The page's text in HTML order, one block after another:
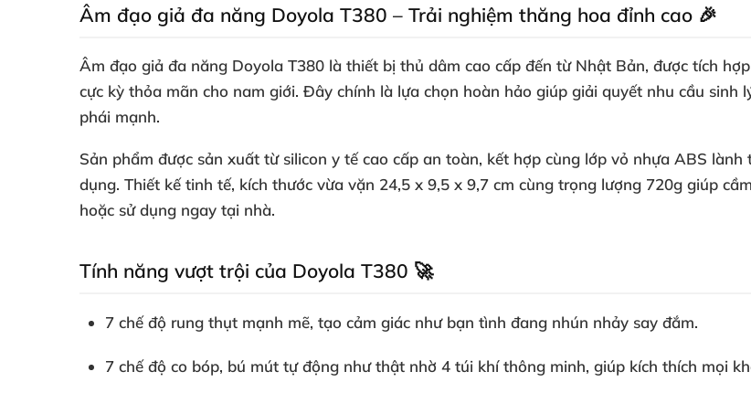
Âm đạo giả đa năng Doyola T380 – Trải nghiệm thăng hoa đỉnh cao 🎉
Âm đạo giả đa năng Doyola T380 là thiết bị thủ dâm cao cấp đến từ Nhật Bản, được tích
cực kỳ thỏa mãn cho nam giới. Đây chính là lựa chọn hoàn hảo giúp giải quyết nhu cầu sinh
phái mạnh.
Sản phẩm được sản xuất từ silicon y tế cao cấp an toàn, kết hợp cùng lớp vỏ nhựa ABS
dụng. Thiết kế tinh tế, kích thước vừa vặn 24,5 x 9,5 x 9,7 cm cùng trọng lượng 720g giúp
hoặc sử dụng ngay tại nhà.
Tính năng vượt trội của Doyola T380 🚀
7 chế độ rung thụt mạnh mẽ, tạo cảm giác như bạn tình đang nhún nhảy say đắm.
7 chế độ co bóp, bú mút tự động như thật nhờ 4 túi khí thông minh, giúp kích thích mọi